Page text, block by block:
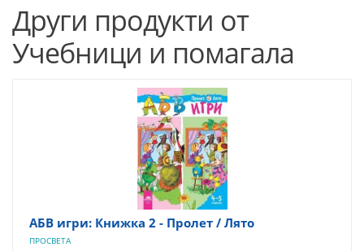
Други продукти от
Учебници и помагала
АБВ игри: Книжка 2 - Пролет / Лято
ПРОСВЕТА